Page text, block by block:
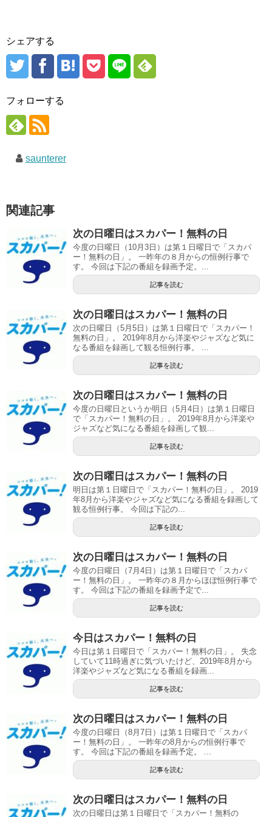
シェアする
フォローする
saunterer
関連記事
次の日曜日はスカパー！無料の日
今度の日曜日（10月3日）は第１日曜日で「スカパ
ー！無料の日」。 一昨年の８月からの恒例行事で
す。 今回は下記の番組を録画予定。...
記事を読む
次の日曜日はスカパー！無料の日
次の日曜日（5月5日）は第１日曜日で「スカパー！
無料の日」。 2019年8月から洋楽やジャズなど気に
なる番組を録画して観る恒例行事。 ...
記事を読む
次の日曜日はスカパー！無料の日
今度の日曜日というか明日（5月4日）は第１日曜日
で「スカパー！無料の日」。 2019年8月から洋楽や
ジャズなど気になる番組を録画して観...
記事を読む
次の日曜日はスカパー！無料の日
明日は第１日曜日で「スカパー！無料の日」。 2019
年8月から洋楽やジャズなど気になる番組を録画して
観る恒例行事。 今回は下記の...
記事を読む
次の日曜日はスカパー！無料の日
今度の日曜日（7月4日）は第１日曜日で「スカパ
ー！無料の日」。 一昨年の８月からほぼ恒例行事で
す。 今回は下記の番組を録画予定で...
記事を読む
今日はスカパー！無料の日
今日は第１日曜日で「スカパー！無料の日」。 失念
していて11時過ぎに気づいたけど、2019年8月から
洋楽やジャズなど気になる番組を録画...
記事を読む
次の日曜日はスカパー！無料の日
今度の日曜日（8月7日）は第１日曜日で「スカパ
ー！無料の日」。 一昨年の8月からの恒例行事で
す。 今回は下記の番組を録画予定。 ...
記事を読む
次の日曜日はスカパー！無料の日
次の日曜日は第１日曜日で「スカパー！無料の